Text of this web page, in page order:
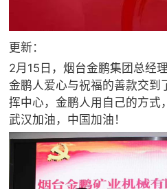
更新：
2月15日，烟台金鹏集团总经
金鹏人爱心与祝福的善款交到
挥中心，金鹏人用自己的方式
武汉加油，中国加油！